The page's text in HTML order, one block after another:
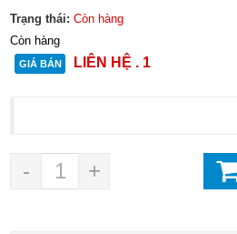
Trạng thái: Còn hàng
Còn hàng
GIÁ BÁN LIÊN HỆ . 1
- +